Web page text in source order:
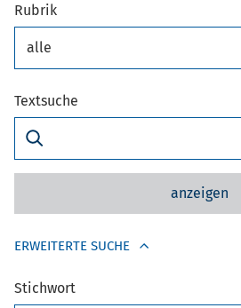
Rubrik
alle
Textsuche
anzeigen
ERWEITERTE SUCHE
Stichwort